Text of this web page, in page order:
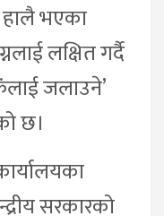
भएका
लक्षित गर्दै
जलाउने’
छ।
सरकारको